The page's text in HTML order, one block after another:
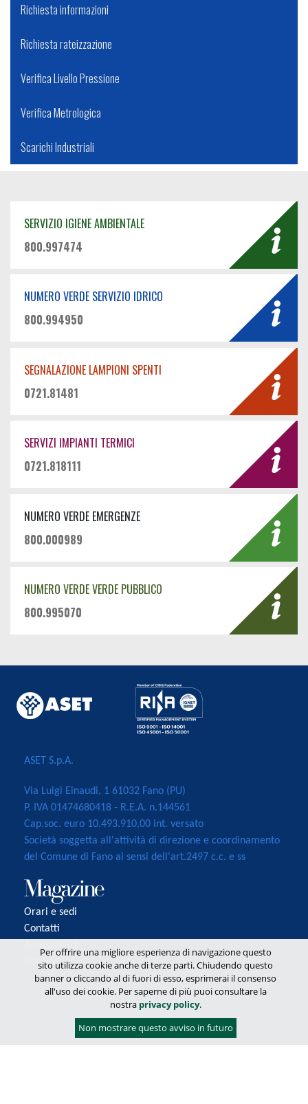
Richiesta informazioni
Richiesta rateizzazione
Verifica Livello Pressione
Verifica Metrologica
Scarichi Industriali
SERVIZIO IGIENE AMBIENTALE
800.997474
NUMERO VERDE SERVIZIO IDRICO
800.994950
SEGNALAZIONE LAMPIONI SPENTI
0721.81481
SERVIZI IMPIANTI TERMICI
0721.818111
NUMERO VERDE EMERGENZE
800.000989
NUMERO VERDE VERDE PUBBLICO
800.995070
ASET S.p.A.
Via Luigi Einaudi, 1 61032 Fano (PU)
P. IVA 01474680418 - R.E.A. n.144561
Cap.soc. euro 10.493.910,00 int. versato
Società soggetta all'attività di direzione e coordinamento
del Comune di Fano ai sensi dell'art.2497 c.c. e ss
Orari e sedi
Contatti
Privacy
Per offrire una migliore esperienza di navigazione questo
sito utilizza cookie anche di terze parti. Chiudendo questo
banner o cliccando al di fuori di esso, esprimerai il consenso
all'uso dei cookie. Per saperne di più puoi consultare la
nostra privacy policy.